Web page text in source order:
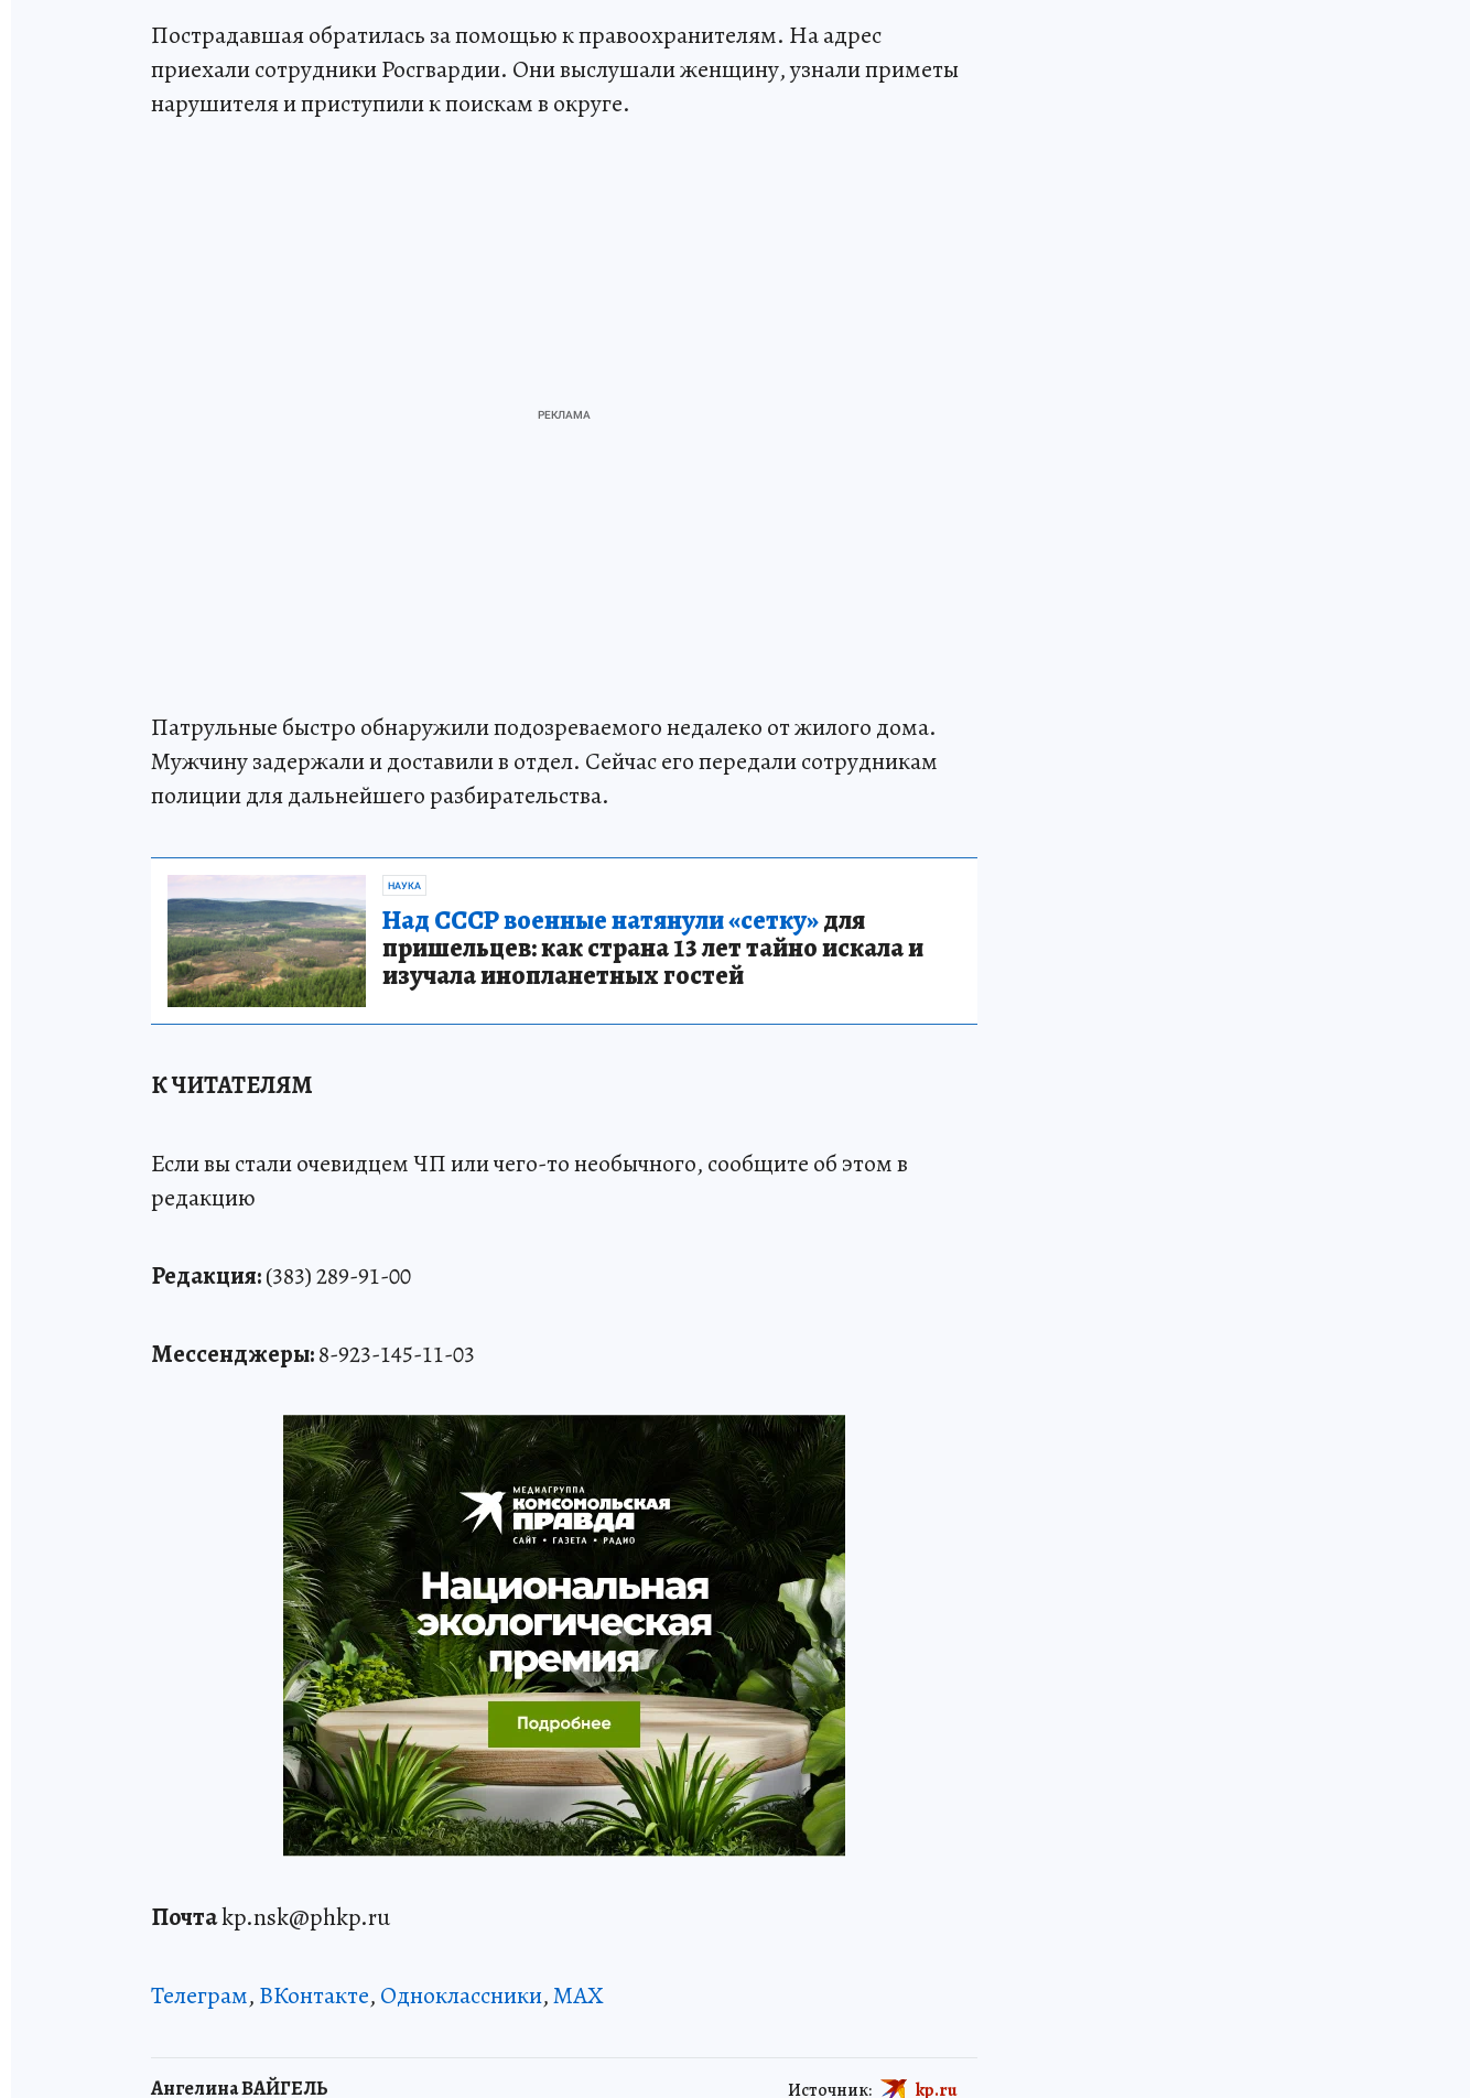
Пострадавшая обратилась за помощью к правоохранителям. На адрес
приехали сотрудники Росгвардии. Они выслушали женщину, узнали приметы
нарушителя и приступили к поискам в округе.
Патрульные быстро обнаружили подозреваемого недалеко от жилого дома.
Мужчину задержали и доставили в отдел. Сейчас его передали сотрудникам
полиции для дальнейшего разбирательства.
НАУКА
Над СССР военные натянули «сетку»для
пришельцев: как страна 13 лет тайно искала и
изучала инопланетных гостей
К ЧИТАТЕЛЯМ
Если вы стали очевидцем ЧП или чего-то необычного, сообщите об этом в
редакцию
Редакция:(383) 289-91-00
Мессенджеры:8-923-145-11-03
Почтаkp.nsk@phkp.ru
Телеграм, ВКонтакте, Одноклассники,MAX
Ангелина ВАЙГЕЛЬ Источник: kp.ru